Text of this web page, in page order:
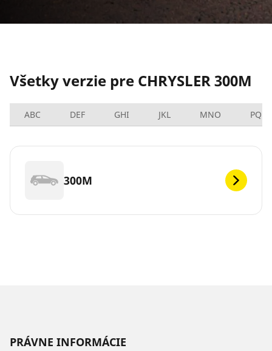
Všetky verzie pre CHRYSLER 300M
ABC DEF GHI JKL MNO PQRS
300M
PRÁVNE INFORMÁCIE